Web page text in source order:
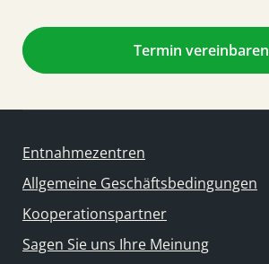
Termin vereinbaren
Entnahmezentren
Allgemeine Geschäftsbedingungen
Kooperationspartner
Sagen Sie uns Ihre Meinung